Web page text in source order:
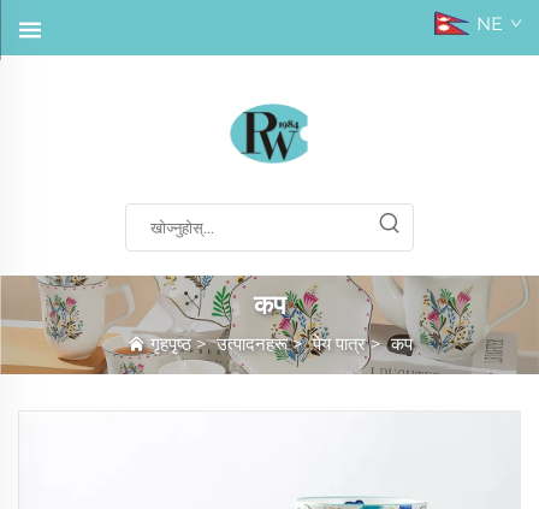
NE
कप
गृहपृष्ठ>उत्पादनहरू>पेय पात्र>कप